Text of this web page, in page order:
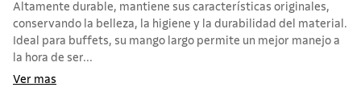
Altamente durable, mantiene sus características originales,
conservando la belleza, la higiene y la durabilidad del material.
Ideal para buffets, su mango largo permite un mejor manejo a
la hora de ser...
Ver mas